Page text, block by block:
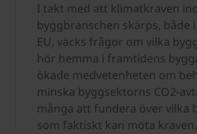
I takt med att klimatkraven
byggbranschen skärps, både
EU, väcks frågor om vilka
hör hemma i framtidens
ökade medvetenheten om
minska byggsektorns CO2-
många att fundera över vilka
som faktiskt kan möta kraven.